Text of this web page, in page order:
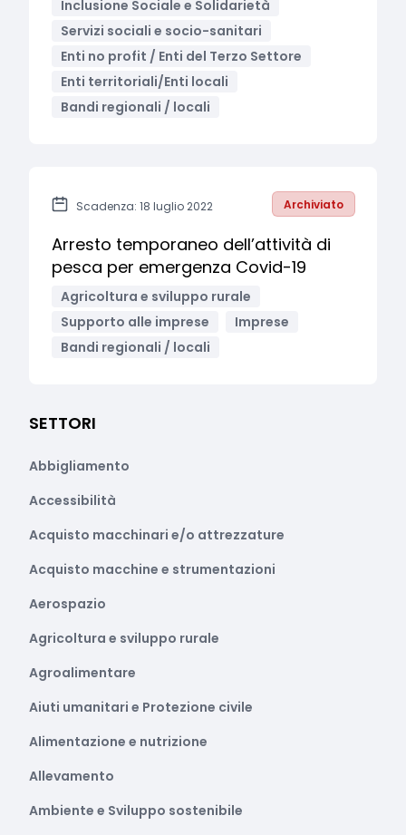
Inclusione Sociale e Solidarietà
Servizi sociali e socio-sanitari
Enti no profit / Enti del Terzo Settore
Enti territoriali/Enti locali
Bandi regionali / locali
Scadenza: 18 luglio 2022 Archiviato
Arresto temporaneo dell’attività di
pesca per emergenza Covid-19
Agricoltura e sviluppo rurale
Supporto alle imprese
Imprese
Bandi regionali / locali
SETTORI
Abbigliamento
Accessibilità
Acquisto macchinari e/o attrezzature
Acquisto macchine e strumentazioni
Aerospazio
Agricoltura e sviluppo rurale
Agroalimentare
Aiuti umanitari e Protezione civile
Alimentazione e nutrizione
Allevamento
Ambiente e Sviluppo sostenibile